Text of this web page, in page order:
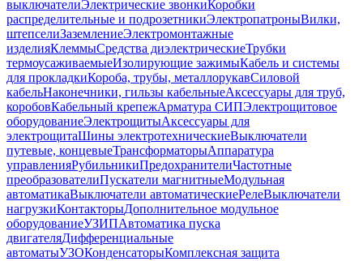
выключателиЭлектрические звонкиКоробки
распределительные и подрозетникиЭлектропатроныВилки,
штепселиЗаземлениеЭлектромонтажные
изделияКлеммыСредства диэлектрическиеТрубки
термоусаживаемыеИзолирующие зажимыКабель и системы
для прокладкиКороба, трубы, металлорукавСиловой
кабельНаконечники, гильзы кабельныеАксессуары для труб,
коробовКабельный крепежАрматура СИПЭлектрощитовое
оборудованиеЭлектрощитыАксессуары для
электрощитаШины электротехническиеВыключатели
путевые, концевыеТрансформаторыАппаратура
управленияРубильникиПредохранителиЧастотные
преобразователиПускатели магнитныеМодульная
автоматикаВыключатели автоматическиеРелеВыключатели
нагрузкиКонтакторыДополнительное модульное
оборудованиеУЗИПАвтоматика пуска
двигателяДифференциальные
автоматыУЗОКонденсаторыКомплексная защита